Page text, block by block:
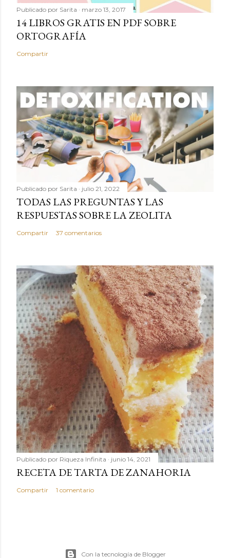
Publicado por Sarita marzo 13, 2017
14 LIBROS GRATIS EN PDF SOBRE
ORTOGRAFÍA
Compartir
Publicado por Sarita julio 21, 2022
TODAS LAS PREGUNTAS Y LAS
RESPUESTAS SOBRE LA ZEOLITA
Compartir 37 comentarios
Publicado por Riqueza Infinita junio 14, 2021
RECETA DE TARTA DE ZANAHORIA
Compartir 1 comentario
Con la tecnología de Blogger